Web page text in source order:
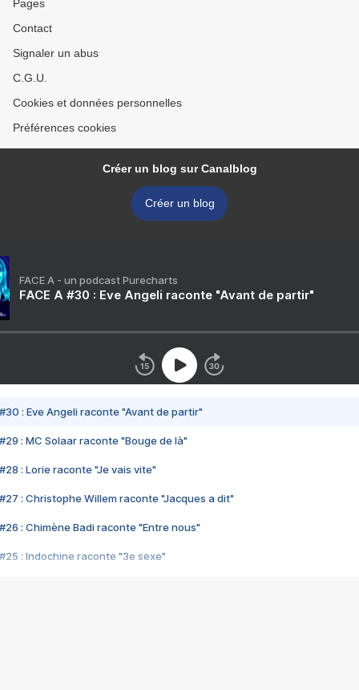
Pages
Contact
Signaler un abus
C.G.U.
Cookies et données personnelles
Préférences cookies
Créer un blog sur Canalblog
Créer un blog
FACE A - un podcast Purecharts
FACE A #30 : Eve Angeli raconte "Avant de partir"
#30 : Eve Angeli raconte "Avant de partir"
#29 : MC Solaar raconte "Bouge de là"
#28 : Lorie raconte "Je vais vite"
#27 : Christophe Willem raconte "Jacques a dit"
#26 : Chimène Badi raconte "Entre nous"
#25 : Indochine raconte "3e sexe"